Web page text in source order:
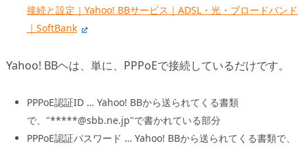
接続と設定｜Yahoo! BBサービス｜ADSL・光・ブロードバンド
｜SoftBank
Yahoo! BBヘは、単に、PPPoEで接続しているだけです。
PPPoE認証ID … Yahoo! BBから送られてくる書類
で、"*****@sbb.ne.jp"で書かれている部分
PPPoE認証パスワード … Yahoo! BBから送られてくる書類で、